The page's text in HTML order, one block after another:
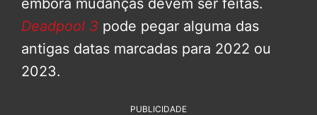
embora mudanças devem ser feitas.
Deadpool 3 pode pegar alguma das
antigas datas marcadas para 2022 ou
2023.
PUBLICIDADE